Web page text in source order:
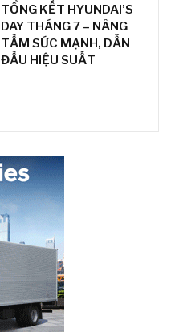
TỔNG KẾT HYUNDAI’S
DAY THÁNG 7 – NÂNG
TẦM SỨC MẠNH, DẪN
ĐẦU HIỆU SUẤT